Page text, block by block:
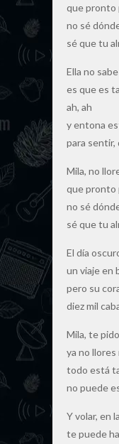
que pronto
no sé
sé que tu
Ella no
es que es
ah, ah
y entona
para sentir,
Mila, no
que pronto
no sé
sé que tu
El día
un viaje en
pero su
diez mil
Mila, te
ya no llores
todo está
no puede
Y volar, en
te puede